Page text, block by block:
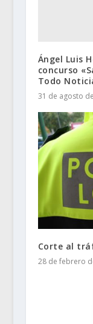
Ángel Luis
concurso
Todo
31 de agosto
Corte al
28 de febrero